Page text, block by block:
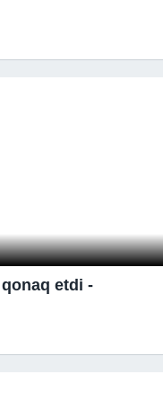
etdi -